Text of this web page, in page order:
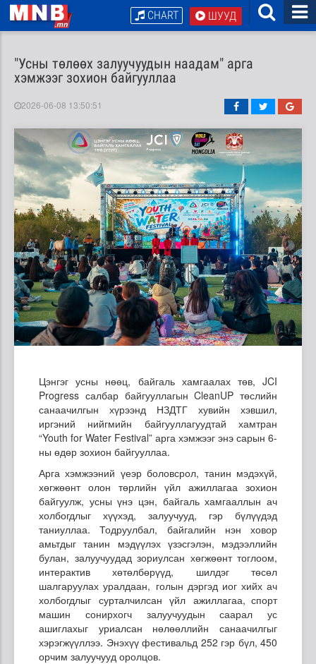
ШУУД
CHART
"Усны төлөөх залуучуудын наадам" арга
хэмжээг зохион байгууллаа
2026-06-08 13:50:51
Цэнгэг усны нөөц, байгаль хамгаалах төв, JCI
Progress салбар байгууллагын CleanUP төслийн
санаачилгын хүрээнд НЗДТГ хувийн хэвшил,
иргэний нийгмийн байгууллагуудтай хамтран
“Youth for Water Festival” арга хэмжээг энэ сарын 6-
ны өдөр зохион байгууллаа.
Арга хэмжээний үеэр боловсрол, танин мэдэхүй,
хөгжөөнт олон төрлийн үйл ажиллагаа зохион
байгуулж, усны үнэ цэн, байгаль хамгааллын ач
холбогдлыг хүүхэд, залуучууд, гэр бүлүүдэд
таниуллаа. Тодруулбал, байгалийн нэн ховор
амьтдыг танин мэдүүлэх үзэсгэлэн, мэдээллийн
булан, залуучуудад зориулсан хөгжөөнт тоглоом,
интерактив хөтөлбөрүүд, шилдэг төсөл
шалгаруулах уралдаан, голын дэргэд иог хийх ач
холбогдлыг сурталчилсан үйл ажиллагаа, спорт
машин сонирхогч залуучуудын саарал ус
ашиглахыг уриалсан нөлөөллийн санаачилгыг
хэрэгжүүллээ. Энэхүү фестивальд 252 гэр бүл, 450
орчим залуучууд оролцов.